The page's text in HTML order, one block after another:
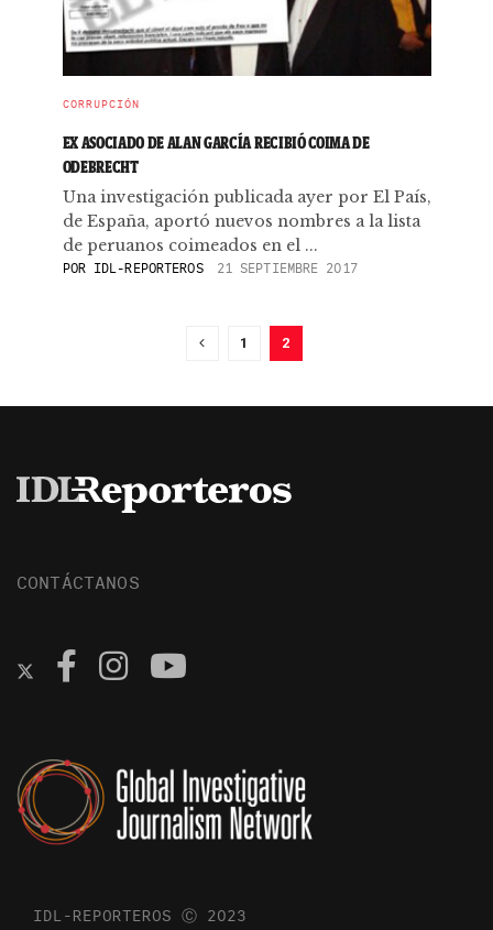
CORRUPCIÓN
EX ASOCIADO DE ALAN GARCÍA RECIBIÓ COIMA DE
ODEBRECHT
Una investigación publicada ayer por El País,
de España, aportó nuevos nombres a la lista
de peruanos coimeados en el ...
POR IDL-REPORTEROS 21 SEPTIEMBRE 2017
1 2
CONTÁCTANOS
IDL-REPORTEROS Ⓒ 2023